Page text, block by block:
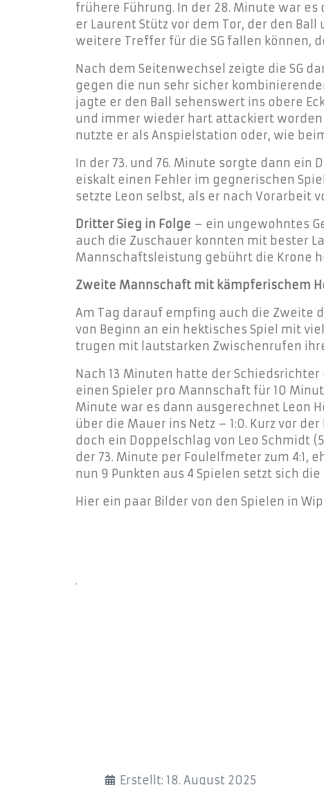
frühere Führung. In der 28. Minute war
er Laurent Stütz vor dem Tor, der den
weitere Treffer für die SG fallen können,
Nach dem Seitenwechsel zeigte die SG
gegen die nun sehr sicher
jagte er den Ball sehenswert ins obere
und immer wieder hart attackiert worden
nutzte er als Anspielstation oder, wie
In der 73. und 76. Minute sorgte dann
eiskalt einen Fehler im gegnerischen
setzte Leon selbst, als er nach Vorarbeit
Dritter Sieg in Folge – ein ungewohntes
auch die Zuschauer konnten mit bester
Mannschaftsleistung gebührt die Krone
Zweite Mannschaft mit kämpferischem
Am Tag darauf empfing auch die Zweite
von Beginn an ein hektisches Spiel mit
trugen mit lautstarken Zwischenrufen
Nach 13 Minuten hatte der
einen Spieler pro Mannschaft für 10
Minute war es dann ausgerechnet Leon
über die Mauer ins Netz – 1:0. Kurz vor
doch ein Doppelschlag von Leo Schmidt
der 73. Minute per Foulelfmeter zum 4:1,
nun 9 Punkten aus 4 Spielen setzt sich
Hier ein paar Bilder von den Spielen in
.
Details Erstellt: 18. August 2025